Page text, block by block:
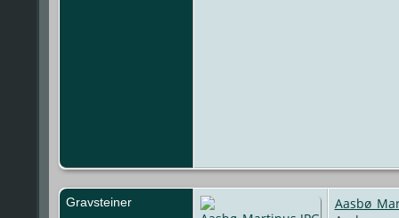
Gravsteiner